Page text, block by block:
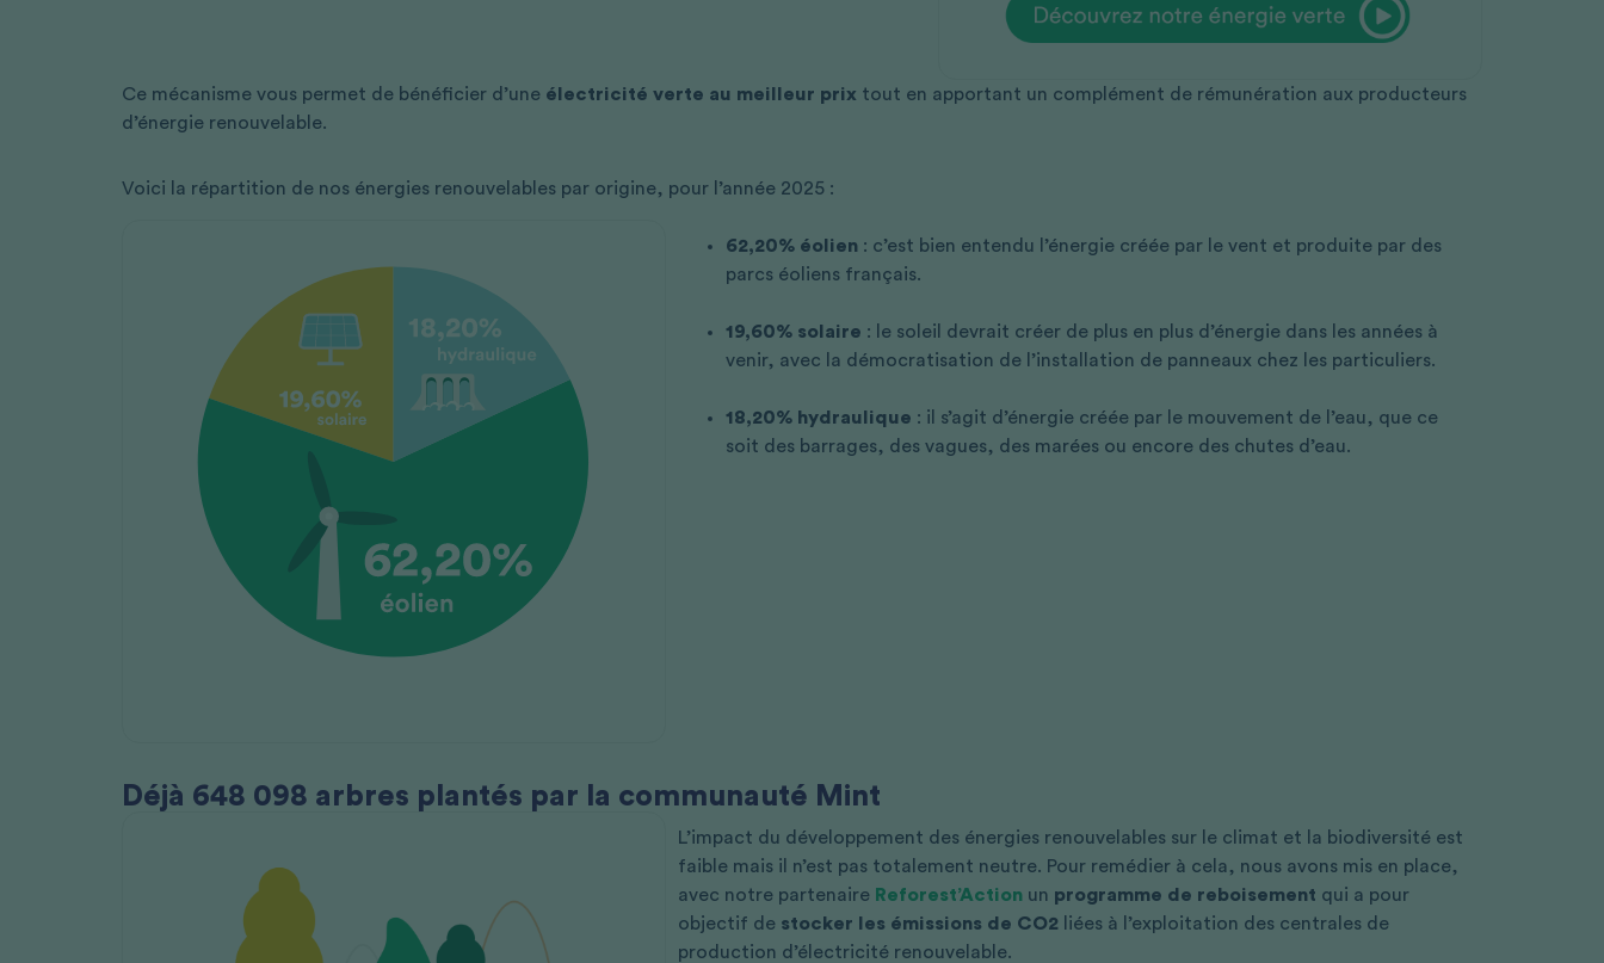
Ce mécanisme vous permet de bénéficier d’une électricité verte au meilleur prix tout en apportant un complément de rémunération aux producteurs
d’énergie renouvelable.
Voici la répartition de nos énergies renouvelables par origine, pour l’année 2025 :
62,20% éolien : c’est bien entendu l’énergie créée par le vent et produite par des
parcs éoliens français.
19,60% solaire : le soleil devrait créer de plus en plus d’énergie dans les années à
venir, avec la démocratisation de l’installation de panneaux chez les particuliers.
18,20% hydraulique : il s’agit d’énergie créée par le mouvement de l’eau, que ce
soit des barrages, des vagues, des marées ou encore des chutes d’eau.
Déjà 648 098 arbres plantés par la communauté Mint
L’impact du développement des énergies renouvelables sur le climat et la biodiversité est
faible mais il n’est pas totalement neutre. Pour remédier à cela, nous avons mis en place,
avec notre partenaire Reforest’Action un programme de reboisement qui a pour
objectif de stocker les émissions de CO2 liées à l’exploitation des centrales de
production d’électricité renouvelable.